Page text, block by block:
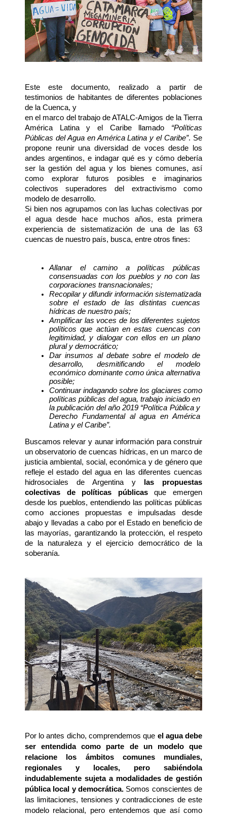
Este este documento, realizado a partir de
testimonios de habitantes de diferentes poblaciones
de la Cuenca, y
en el marco del trabajo de ATALC-Amigos de la Tierra
América Latina y el Caribe llamado “Políticas
Públicas del Agua en América Latina y el Caribe”. Se
propone reunir una diversidad de voces desde los
andes argentinos, e indagar qué es y cómo debería
ser la gestión del agua y los bienes comunes, así
como explorar futuros posibles e imaginarios
colectivos superadores del extractivismo como
modelo de desarrollo.
Si bien nos agrupamos con las luchas colectivas por
el agua desde hace muchos años, esta primera
experiencia de sistematización de una de las 63
cuencas de nuestro país, busca, entre otros fines:
Allanar el camino a políticas públicas
consensuadas con los pueblos y no con las
corporaciones transnacionales;
Recopilar y difundir información sistematizada
sobre el estado de las distintas cuencas
hídricas de nuestro país;
Amplificar las voces de los diferentes sujetos
políticos que actúan en estas cuencas con
legitimidad, y dialogar con ellos en un plano
plural y democrático;
Dar insumos al debate sobre el modelo de
desarrollo, desmitificando el modelo
económico dominante como única alternativa
posible;
Continuar indagando sobre los glaciares como
políticas públicas del agua, trabajo iniciado en
la publicación del año 2019 “Política Pública y
Derecho Fundamental al agua en América
Latina y el Caribe”.
Buscamos relevar y aunar información para construir
un observatorio de cuencas hídricas, en un marco de
justicia ambiental, social, económica y de género que
refleje el estado del agua en las diferentes cuencas
hidrosociales de Argentina y
las propuestas
colectivas de políticas públicas que emergen
desde los pueblos, entendiendo las políticas públicas
como acciones propuestas e impulsadas desde
abajo y llevadas a cabo por el Estado en beneficio de
las mayorías, garantizando la protección, el respeto
de la naturaleza y el ejercicio democrático de la
soberanía.
Por lo antes dicho, comprendemos que el agua debe
ser entendida como parte de un modelo que
relacione los ámbitos comunes mundiales,
regionales y locales, pero sabiéndola
indudablemente sujeta a modalidades de gestión
pública local y democrática. Somos conscientes de
las limitaciones, tensiones y contradicciones de este
modelo relacional, pero entendemos que así como